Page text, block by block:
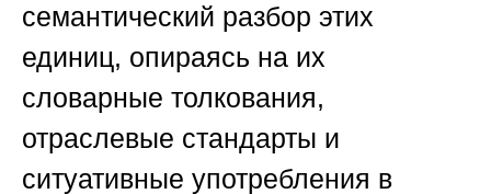
семантический разбор этих
единиц, опираясь на их
словарные толкования,
отраслевые стандарты и
ситуативные употребления в